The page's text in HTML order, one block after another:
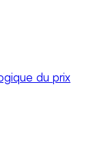
du prix